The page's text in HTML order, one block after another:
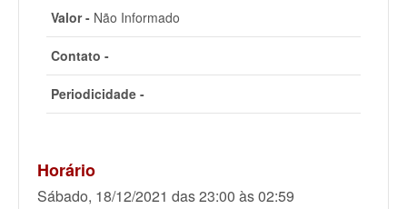
Valor - Não Informado
Contato -
Periodicidade -
Horário
Sábado, 18/12/2021 das 23:00 às 02:59